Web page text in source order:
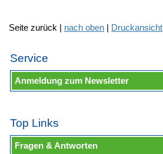
Seite zurück | nach oben | Druckansicht
Service
Anmeldung zum Newsletter
Top Links
Fragen & Antworten